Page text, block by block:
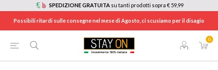
SPEDIZIONE GRATUITA su tanti prodotti sopra € 59,99
Possibili ritardi sulle consegne nel mese di Agosto, ci scusiamo per il disagio
0
HOME ELETTRODOMESTICI / GRANDI ELETTRODOMESTICI